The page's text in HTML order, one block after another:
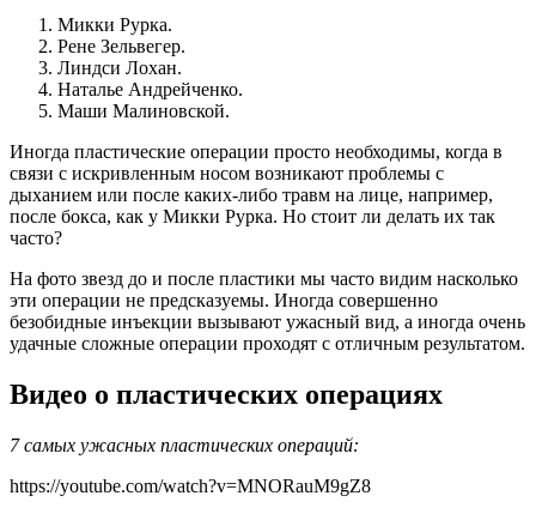
Микки Рурка.
Рене Зельвегер.
Линдси Лохан.
Наталье Андрейченко.
Маши Малиновской.
Иногда пластические операции просто необходимы, когда в
связи с искривленным носом возникают проблемы с
дыханием или после каких-либо травм на лице, например,
после бокса, как у Микки Рурка. Но стоит ли делать их так
часто?
На фото звезд до и после пластики мы часто видим насколько
эти операции не предсказуемы. Иногда совершенно
безобидные инъекции вызывают ужасный вид, а иногда очень
удачные сложные операции проходят с отличным результатом.
Видео о пластических операциях
7 самых ужасных пластических операций:
https://youtube.com/watch?v=MNORauM9gZ8